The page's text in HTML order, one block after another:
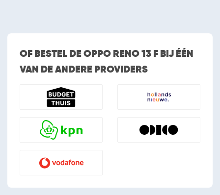
OF BESTEL DE OPPO RENO 13 F BIJ ÉÉN
VAN DE ANDERE PROVIDERS